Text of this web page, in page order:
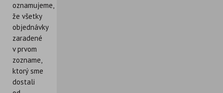
oznamujeme,
že všetky
objednávky
zaradené
v prvom
zozname,
ktorý sme
dostali